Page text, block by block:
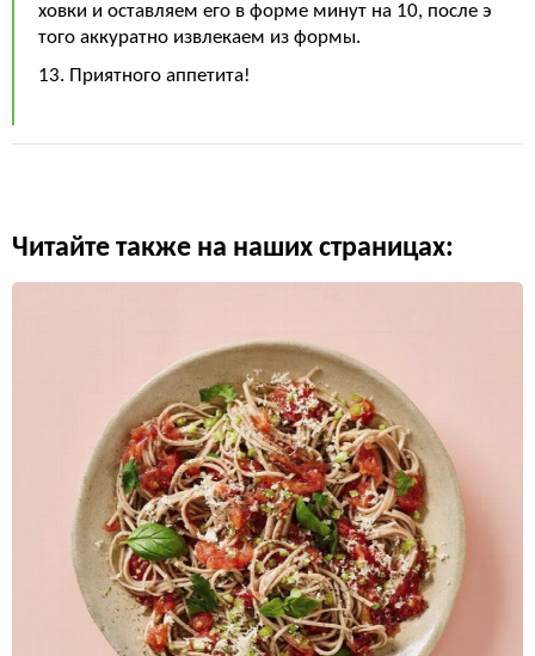
ховки и оставляем его в форме минут на 10, после э
того аккуратно извлекаем из формы.
13. Приятного аппетита!
Читайте также на наших страницах: